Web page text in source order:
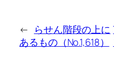
←
らせん階段の上に
あるもの（No.1,618）